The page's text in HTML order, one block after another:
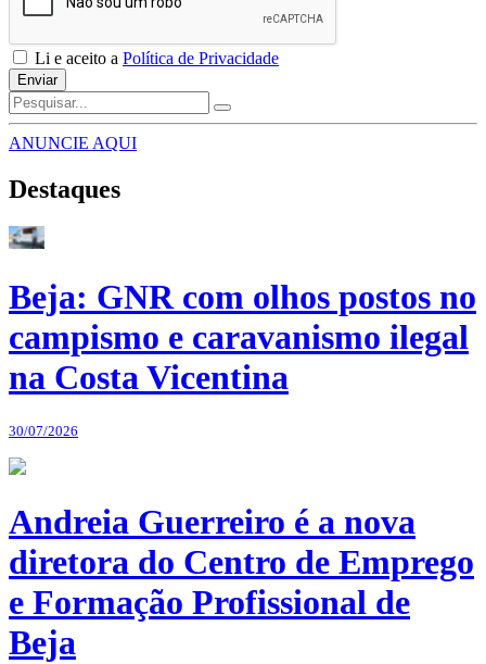
Li e aceito a Política de Privacidade
Enviar
ANUNCIE AQUI
Destaques
Beja: GNR com olhos postos no
campismo e caravanismo ilegal
na Costa Vicentina
30/07/2026
Andreia Guerreiro é a nova
diretora do Centro de Emprego
e Formação Profissional de
Beja